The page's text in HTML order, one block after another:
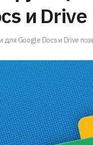
и Drive
Google Docs и Drive